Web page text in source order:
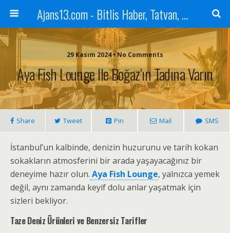
Ajans13.com - Bitlis Haber, Tatvan, Ahlat, Adilcevaz, Mutki, Hizan, Güroymak, Gazete, Ajans, 13, Haber
29 Kasım 2024 • No Comments
Aya Fish Lounge Ile Boğaz’ın Tadına Varın
Share Tweet Pin Mail SMS
İstanbul’un kalbinde, denizin huzurunu ve tarih kokan
sokakların atmosferini bir arada yaşayacağınız bir
deneyime hazır olun. Aya Fish Lounge, yalnızca yemek
değil, aynı zamanda keyif dolu anlar yaşatmak için
sizleri bekliyor.
Taze Deniz Ürünleri ve Benzersiz Tarifler